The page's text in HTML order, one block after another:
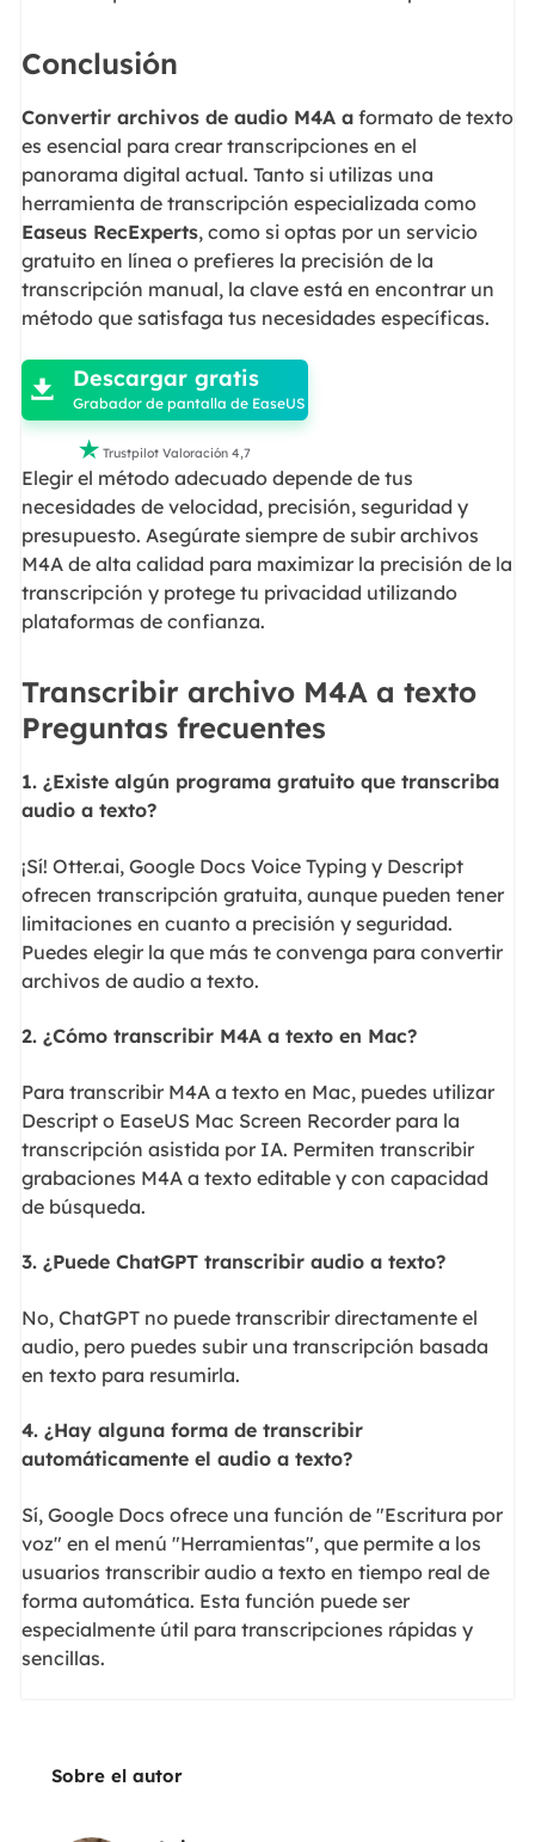
Conclusión
Convertir archivos de audio M4A aformato de texto
es esencial para crear transcripciones en el
panorama digital actual. Tanto si utilizas una
herramienta de transcripción especializada como
Easeus RecExperts, como si optas por un servicio
gratuito en línea o prefieres la precisión de la
transcripción manual, la clave está en encontrar un
método que satisfaga tus necesidades específicas.

 Descargar gratis
Grabador de pantalla de EaseUS
 Trustpilot Valoración 4,7
Elegir el método adecuado depende de tus
necesidades de velocidad, precisión, seguridad y
presupuesto. Asegúrate siempre de subir archivos
M4A de alta calidad para maximizar la precisión de la
transcripción y protege tu privacidad utilizando
plataformas de confianza.
Transcribir archivo M4A a texto
Preguntas frecuentes
1. ¿Existe algún programa gratuito que transcriba
audio a texto?
¡Sí! Otter.ai, Google Docs Voice Typing y Descript
ofrecen transcripción gratuita, aunque pueden tener
limitaciones en cuanto a precisión y seguridad.
Puedes elegir la que más te convenga para convertir
archivos de audio a texto.
2. ¿Cómo transcribir M4A a texto en Mac?
Para transcribir M4A a texto en Mac, puedes utilizar
Descript o EaseUS Mac Screen Recorder para la
transcripción asistida por IA. Permiten transcribir
grabaciones M4A a texto editable y con capacidad
de búsqueda.
3. ¿Puede ChatGPT transcribir audio a texto?
No, ChatGPT no puede transcribir directamente el
audio, pero puedes subir una transcripción basada
en texto para resumirla.
4. ¿Hay alguna forma de transcribir
automáticamente el audio a texto?
Sí, Google Docs ofrece una función de "Escritura por
voz" en el menú "Herramientas", que permite a los
usuarios transcribir audio a texto en tiempo real de
forma automática. Esta función puede ser
especialmente útil para transcripciones rápidas y
sencillas.
Sobre el autor